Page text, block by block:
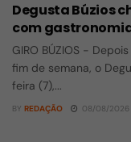
Degusta Búzios
com
GIRO BÚZIOS -
fim de semana, o
feira (7),...
BY REDAÇÃO 08/08/2026